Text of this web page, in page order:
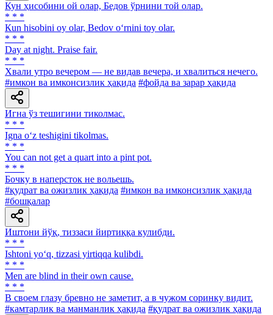
Кун ҳисобини ой олар, Бедов ўрнини той олар.
* * *
Кun hisobini oy olar, Bedov o‘rnini toy olar.
* * *
Day at night. Praise fair.
* * *
Хвали утро вечером — не видав вечера, и хвалиться нечего.
#имкон ва имконсизлик ҳақида #фойда ва зарар ҳақида
Игна ўз тешигини тиколмас.
* * *
Igna o‘z teshigini tikolmas.
* * *
You can not get a quart into a pint pot.
* * *
Бочку в наперсток не вольешь.
#қудрат ва ожизлик ҳақида #имкон ва имконсизлик ҳақида
#бошқалар
Иштони йўқ, тиззаси йиртиққа кулибди.
* * *
Ishtoni yo‘q, tizzasi yirtiqqa kulibdi.
* * *
Men are blind in their own cause.
* * *
В своем глазу бревно не заметит, а в чужом соринку видит.
#камтарлик ва манманлик ҳақида #қудрат ва ожизлик ҳақида